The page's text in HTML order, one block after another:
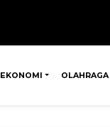
EKONOMI OLAHRAGA